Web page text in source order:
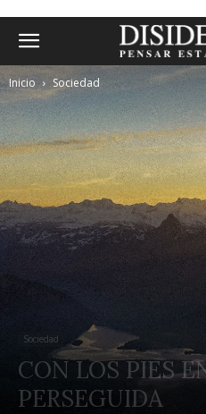
Inicio Sociedad
Sociedad
CON LOS PIES
PERSEGUIDA